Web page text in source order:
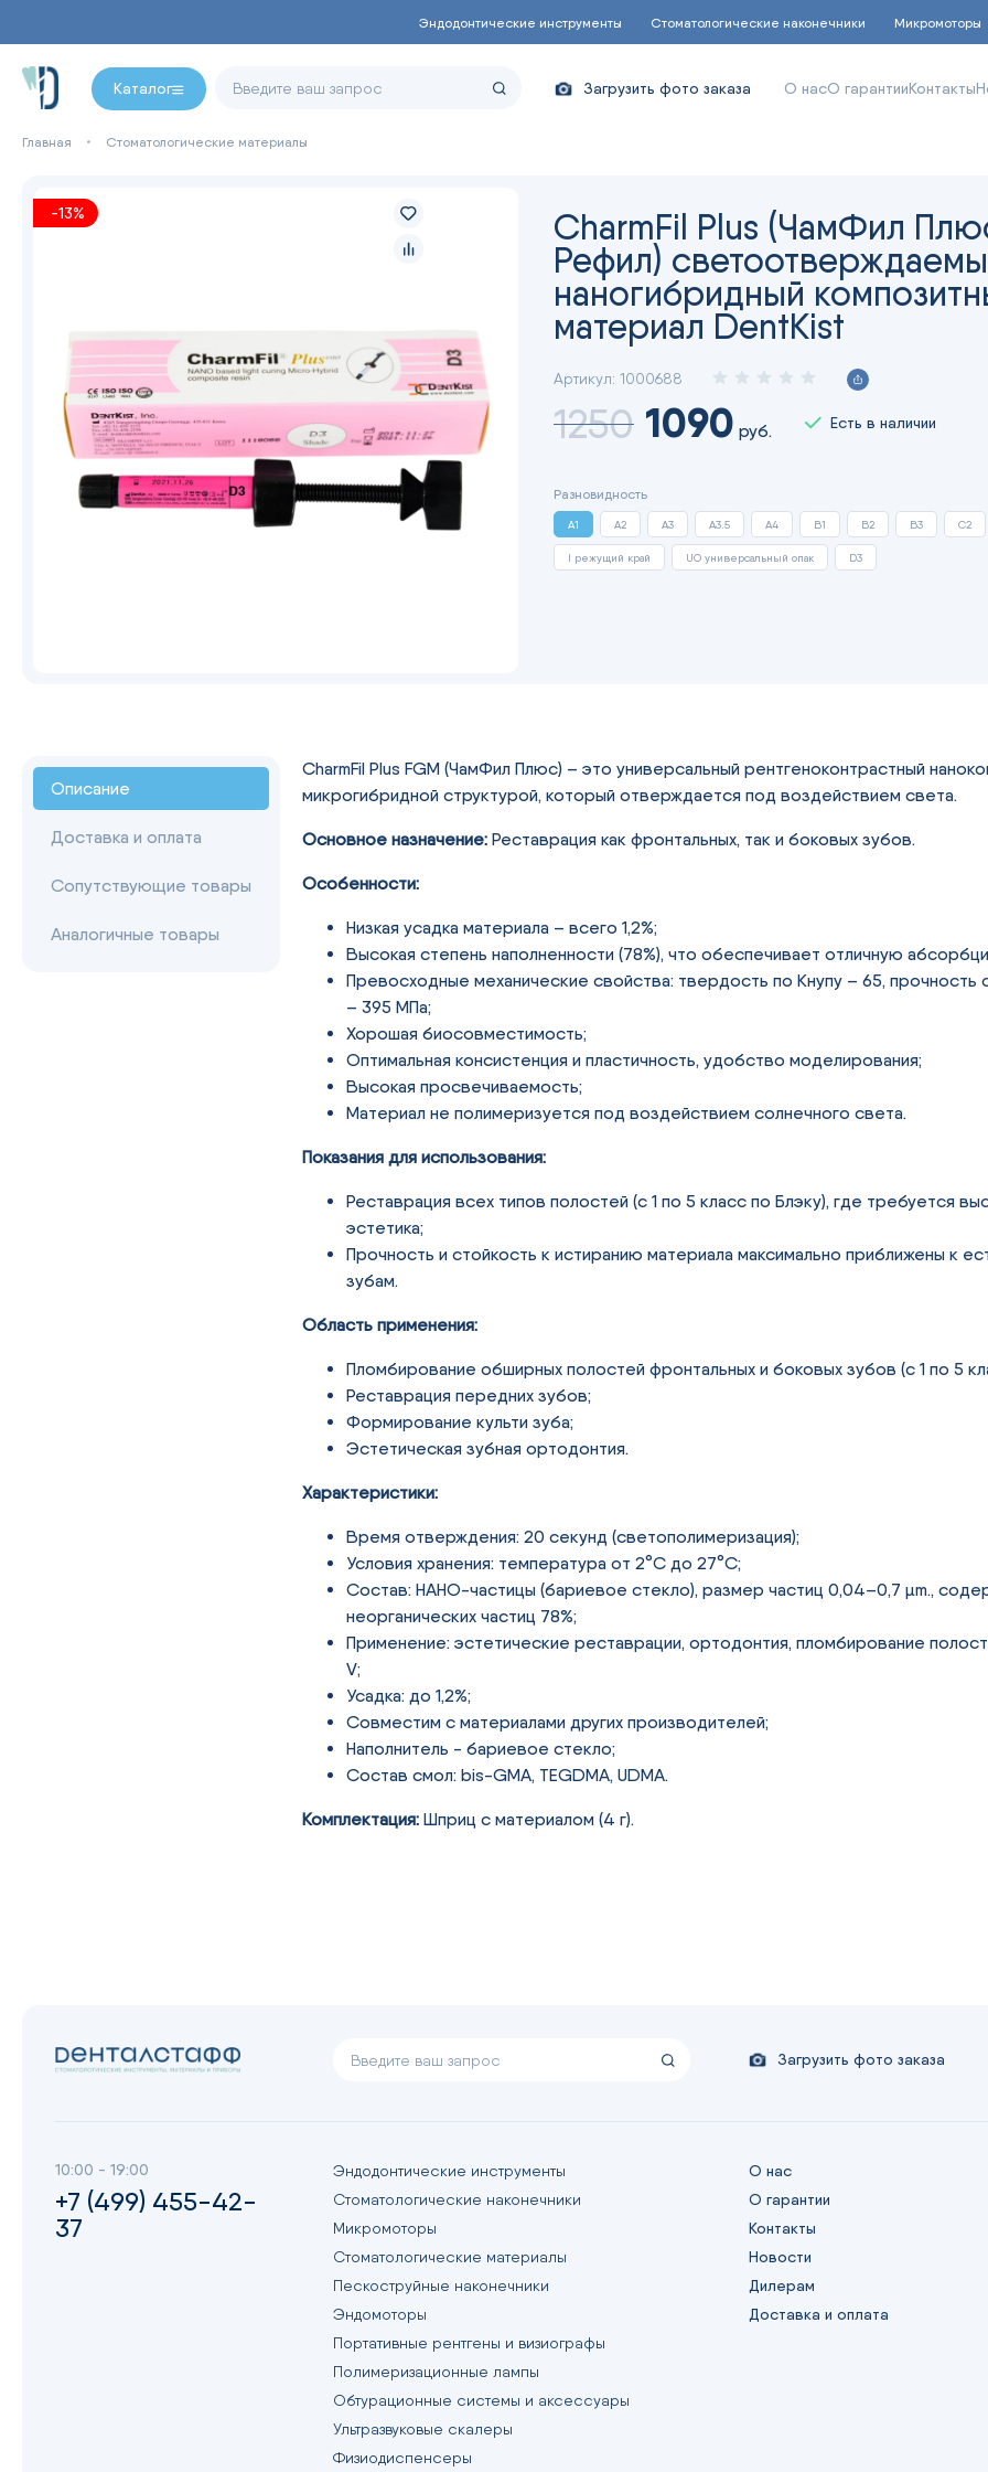
Эндодонтические инструменты Стоматологические наконечники Микромоторы
Каталог Загрузить фото заказа О насО гарантииКонтакты
Главная Стоматологические материалы
-13% CharmFil Plus (ЧамФил
Рефил)
наногибридный
материал DentKist
Артикул: 1000688
1250 1090 руб. Есть в наличии
Разновидность
A1 A2 A3 A3.5 A4 B1 B2 B3 C2
I режущий край UO универсальный опак D3
Описание
Доставка и оплата
Сопутствующие товары
Аналогичные товары
CharmFil Plus FGM (ЧамФил Плюс) – это универсальный рентгеноконтрастный
микрогибридной структурой, который отверждается под воздействием света.
Основное назначение: Реставрация как фронтальных, так и боковых зубов.
Особенности:
Низкая усадка материала – всего 1,2%;
Высокая степень наполненности (78%), что обеспечивает отличную
Превосходные механические свойства: твердость по Кнупу – 65, прочность
– 395 МПа;
Хорошая биосовместимость;
Оптимальная консистенция и пластичность, удобство моделирования;
Высокая просвечиваемость;
Материал не полимеризуется под воздействием солнечного света.
Показания для использования:
Реставрация всех типов полостей (с 1 по 5 класс по Блэку), где требуется
эстетика;
Прочность и стойкость к истиранию материала максимально приближены к
зубам.
Область применения:
Пломбирование обширных полостей фронтальных и боковых зубов (с 1 по 5
Реставрация передних зубов;
Формирование культи зуба;
Эстетическая зубная ортодонтия.
Характеристики:
Время отверждения: 20 секунд (светополимеризация);
Условия хранения: температура от 2°C до 27°C;
Состав: НАНО-частицы (бариевое стекло), размер частиц 0,04–0,7 µm.,
неорганических частиц 78%;
Применение: эстетические реставрации, ортодонтия, пломбирование
V;
Усадка: до 1,2%;
Совместим с материалами других производителей;
Наполнитель - бариевое стекло;
Состав смол: bis-GMA, TEGDMA, UDMA.
Комплектация: Шприц с материалом (4 г).
Загрузить фото заказа
10:00 - 19:00
+7 (499) 455-42-
37
Эндодонтические инструменты
Стоматологические наконечники
Микромоторы
Стоматологические материалы
Пескоструйные наконечники
Эндомоторы
Портативные рентгены и визиографы
Полимеризационные лампы
Обтурационные системы и аксессуары
Ультразвуковые скалеры
Физиодиспенсеры
О нас
О гарантии
Контакты
Новости
Дилерам
Доставка и оплата